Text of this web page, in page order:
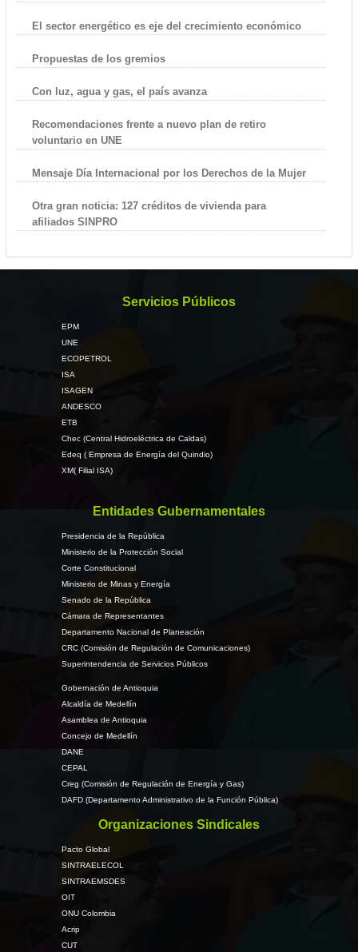
El sector energético es eje del crecimiento económico
Propuestas de los gremios
Con luz, agua y gas, el país avanza
Recomendaciones frente a nuevo plan de retiro
voluntario en UNE
Mensaje Día Internacional por los Derechos de la Mujer
Otra gran noticia: 127 créditos de vivienda para
afiliados SINPRO
Servicios Públicos
EPM
UNE
ECOPETROL
ISA
ISAGEN
ANDESCO
ETB
Chec (Central Hidroeléctrica de Caldas)
Edeq ( Empresa de Energía del Quindio)
XM( Filial ISA)
Entidades Gubernamentales
Presidencia de la República
Ministerio de la Protección Social
Corte Constitucional
Ministerio de Minas y Energía
Senado de la República
Cámara de Representantes
Departamento Nacional de Planeación
CRC (Comisión de Regulación de Comunicaciones)
Superintendencia de Servicios Públicos
Gobernación de Antioquia
Alcaldía de Medellín
Asamblea de Antioquia
Concejo de Medellín
DANE
CEPAL
Creg (Comisión de Regulación de Energía y Gas)
DAFD (Departamento Administrativo de la Función Pública)
Organizaciones Sindicales
Pacto Global
SINTRAELECOL
SINTRAEMSDES
OIT
ONU Colombia
Acrip
CUT